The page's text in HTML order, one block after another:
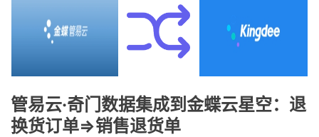
管易云·奇门数据集成到金蝶云星空：退
换货订单=>销售退货单